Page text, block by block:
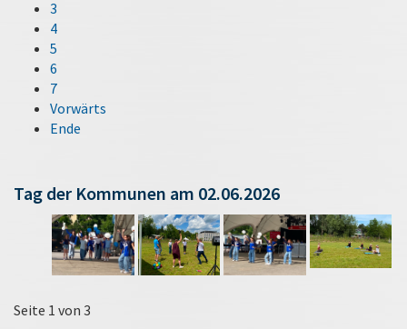
3
4
5
6
7
Vorwärts
Ende
Tag der Kommunen am 02.06.2026
Seite 1 von 3